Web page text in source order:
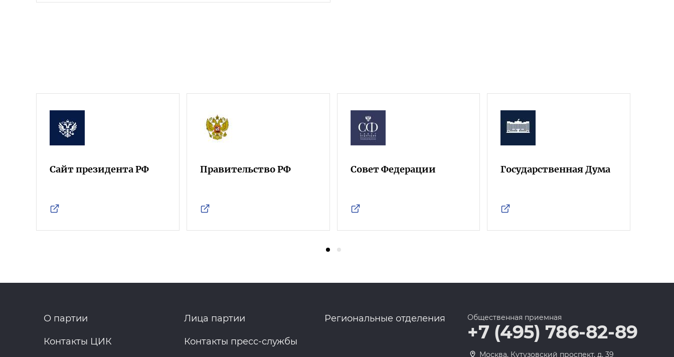
Сайт президента РФ Правительство РФ Совет Федерации Государственная Дума
О партии Лица партии Региональные отделения
Контакты ЦИК Контакты пресс-службы
Общественная приемная
+7 (495) 786-82-89
Москва, Кутузовский проспект, д. 39